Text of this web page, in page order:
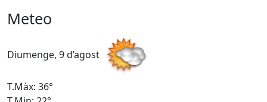
Meteo
Diumenge, 9 d’agost
T.Màx: 36°